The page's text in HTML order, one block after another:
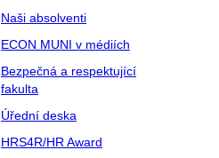
Naši absolventi
ECON MUNI v médiích
Bezpečná a respektující
fakulta
Úřední deska
HRS4R/HR Award